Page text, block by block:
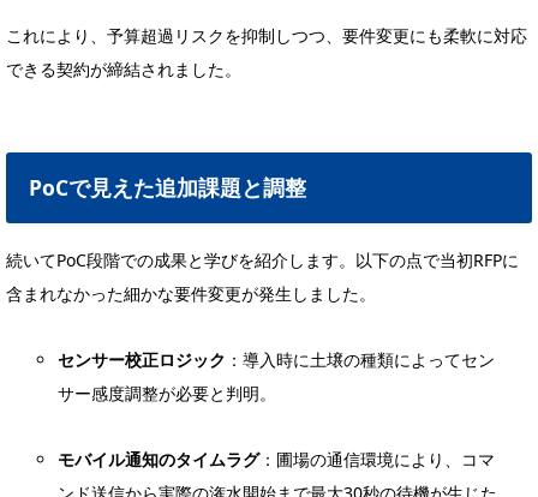
これにより、予算超過リスクを抑制しつつ、要件変更にも柔軟に対応
できる契約が締結されました。
PoCで見えた追加課題と調整
続いてPoC段階での成果と学びを紹介します。以下の点で当初RFPに
含まれなかった細かな要件変更が発生しました。
センサー校正ロジック ：導入時に土壌の種類によってセン
サー感度調整が必要と判明。
モバイル通知のタイムラグ：圃場の通信環境により、コマ